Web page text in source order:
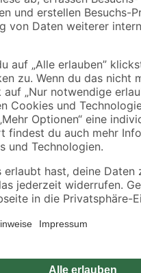
App herunterladen
EUR inkl. gesetzl. MwSt.. Die dargestellten
allen Märkten verfügbar. Die angegebenen
der Vorrat reicht.
€ versandkostenfrei, gilt nicht für Artikel mit
Privatsphäre Impressum